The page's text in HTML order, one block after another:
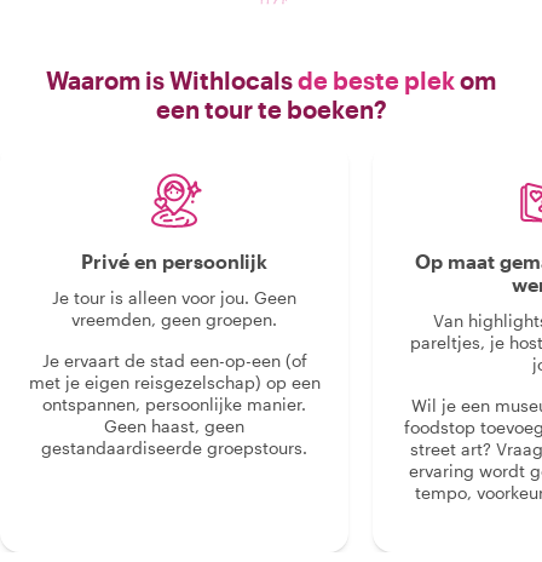
Waarom is Withlocalsde beste plekom
een tour te boeken?
Privé en persoonlijk
Je tour is alleen voor jou. Geen
vreemden, geen groepen.
Je ervaart de stad een-op-een (of
met je eigen reisgezelschap) op een
ontspannen, persoonlijke manier.
Geen haast, geen
gestandaardiseerde groepstours.
Op maat
Van
pareltjes, je
Wil je een
foodstop
street art?
ervaring wordt
tempo,